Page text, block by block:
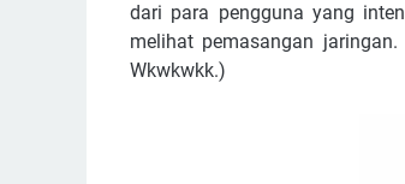
dari para pengguna yang
melihat pemasangan
Wkwkwkk.)